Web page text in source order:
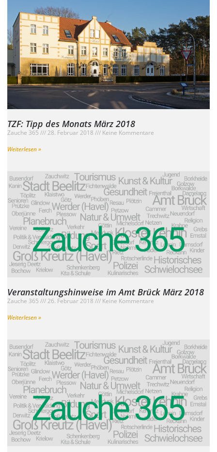
TZF: Tipp des Monats März 2018
Zauche 365 28. Februar 2018
Keine Kommentare
Weiterlesen »
Veranstaltungshinweise im Amt Brück März 2018
Zauche 365 26. Februar 2018
Keine Kommentare
Weiterlesen »